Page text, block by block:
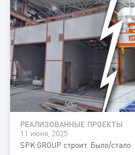
РЕАЛИЗОВАННЫЕ ПРОЕКТЫ
11 июня, 2025
SPK GROUP строит. Было/стало